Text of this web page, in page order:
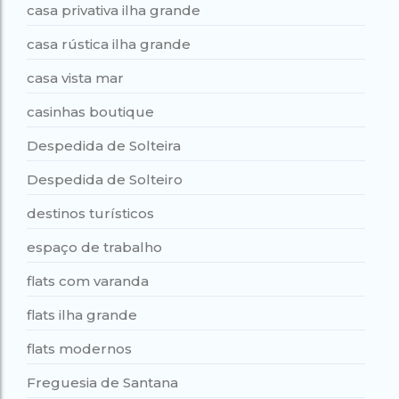
casa privativa ilha grande
casa rústica ilha grande
casa vista mar
casinhas boutique
Despedida de Solteira
Despedida de Solteiro
destinos turísticos
espaço de trabalho
flats com varanda
flats ilha grande
flats modernos
Freguesia de Santana